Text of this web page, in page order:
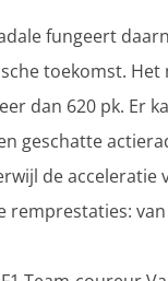
fungeert
toekomst.
dan 620 pk. Er
geschatte
de
remprestaties: